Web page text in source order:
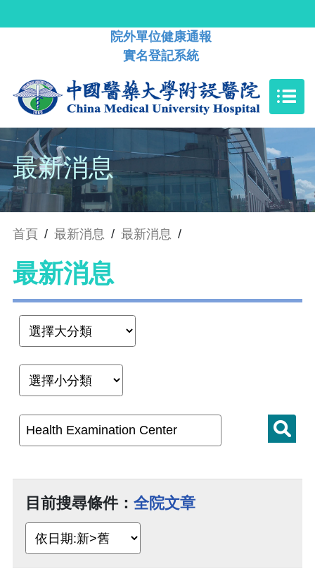
院外單位健康通報
實名登記系統
最新消息
首頁 / 最新消息 / 最新消息 /
最新消息
目前搜尋條件： 全院文章